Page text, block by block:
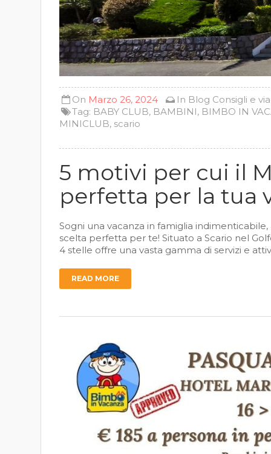
On Marzo 26, 2024 In Blog Consigli e
Tag: BABY CLUB, BAMBINI, BIMBO IN
MINICLUB, scario
5 motivi per cui il
perfetta per la tua
Sogni una vacanza in famiglia
scelta perfetta per te! Situato a Scario nel
4 stelle offre una vasta gamma di servizi e
READ MORE